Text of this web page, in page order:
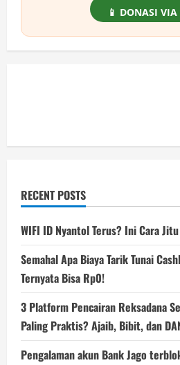
📱 DONASI VIA
RECENT POSTS
WIFI ID Nyantol Terus? Ini Cara
Semahal Apa Biaya Tarik Tunai
Ternyata Bisa Rp0!
3 Platform Pencairan Reksadana
Paling Praktis? Ajaib, Bibit, dan
Pengalaman akun Bank Jago